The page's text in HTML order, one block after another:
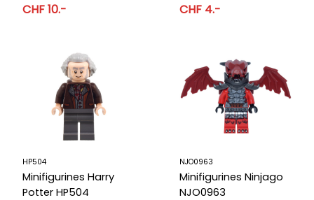
CHF 10.- CHF 4.-
HP504
Minifigurines Harry
Potter HP504
NJO0963
Minifigurines Ninjago
NJO0963